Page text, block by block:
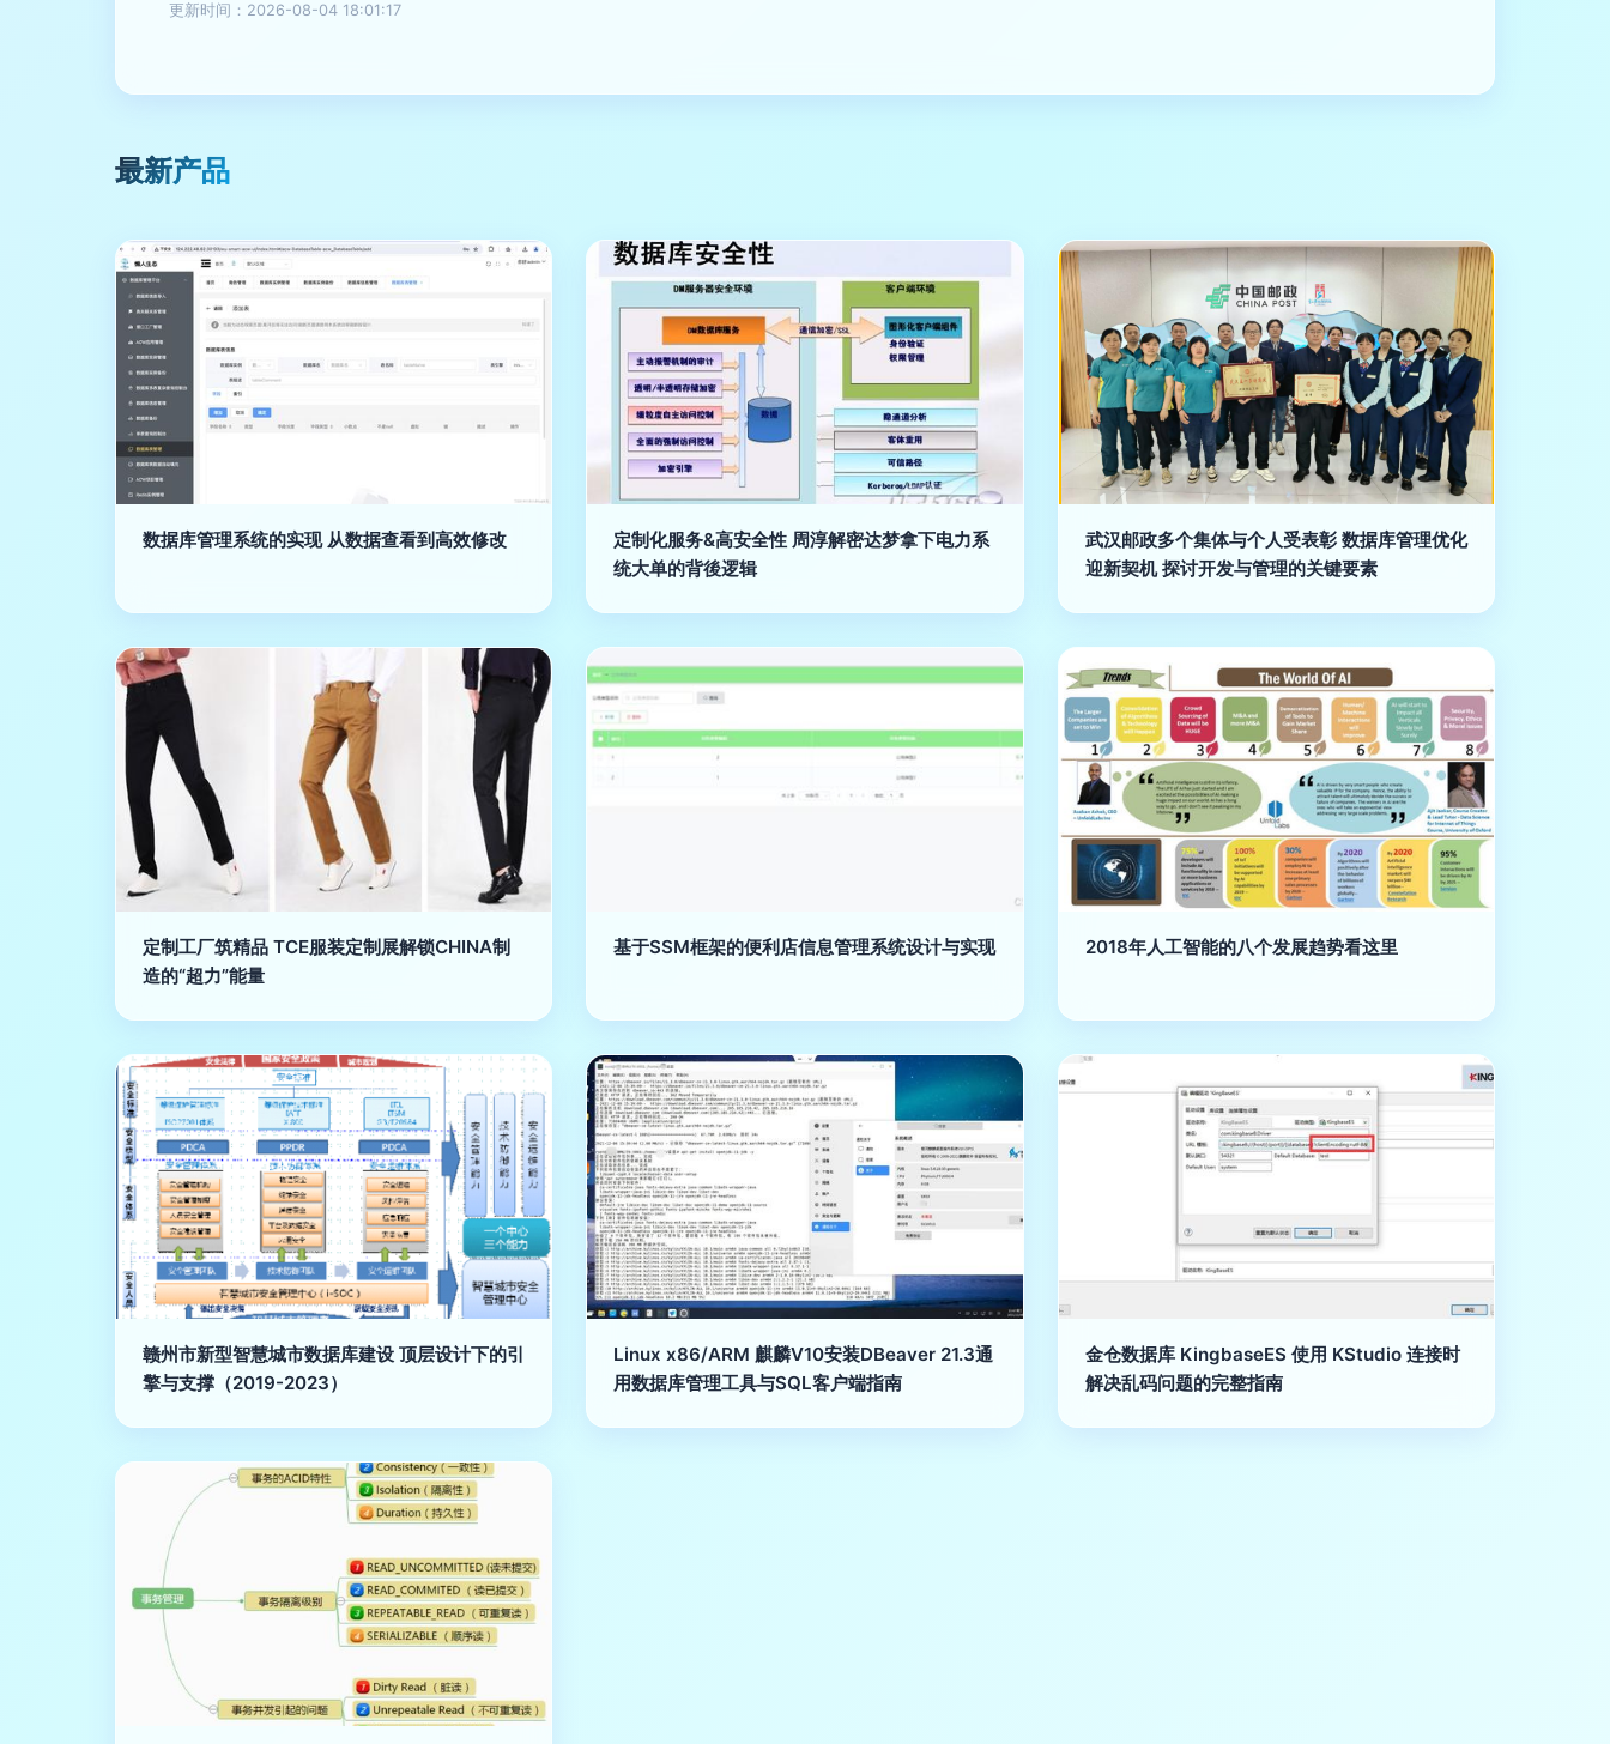
更新时间：2026-08-04 18:01:17
最新产品
数据库管理系统的实现 从数据查看到高效修改
定制化服务&高安全性 周淳解密达梦拿下电力系
统大单的背後逻辑
武汉邮政多个集体与个人受表彰 数据库管理优化
迎新契机 探讨开发与管理的关键要素
定制工厂筑精品 TCE服装定制展解锁CHINA制
造的“超力”能量
基于SSM框架的便利店信息管理系统设计与实现 2018年人工智能的八个发展趋势看这里
赣州市新型智慧城市数据库建设 顶层设计下的引
擎与支撑（2019-2023）
Linux x86/ARM 麒麟V10安装DBeaver 21.3通
用数据库管理工具与SQL客户端指南
金仓数据库 KingbaseES 使用 KStudio 连接时
解决乱码问题的完整指南